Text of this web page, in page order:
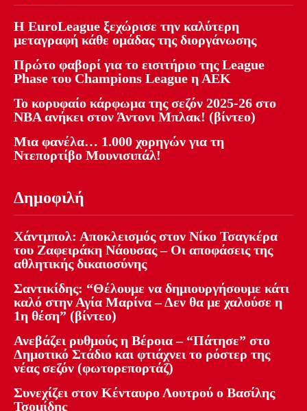
Η EuroLeague ξεχώρισε την καλύτερη
μεταγραφή κάθε ομάδας της διοργάνωσης
Πρώτο φαβορί για το εισιτήριο της League
Phase του Champions League η ΑΕΚ
Το κορυφαίο κάρφωμα της σεζόν 2025-26 στο
NBA ανήκει στον Άντονι Μπλακ! (βίντεο)
Μια φανέλα… 1.000 χορηγών για τη
Ντεπορτίβο Μουνισιπάλ!
Δημοφιλή
Χάντμπολ: Αποκλεισμός στον Νίκο Τσαγκέρα
του Ζαφειράκη Νάουσας – Οι αποφάσεις της
αθλητικής δικαιοσύνης
Σαντικίδης: “Θέλουμε να δημιουργήσουμε κάτι
καλό στην Αγία Μαρίνα – Δεν θα με χαλούσε η
1η θέση” (βίντεο)
Ανεβάζει ρυθμούς η Βέροια – “Πάτησε” στο
Δημοτικό Στάδιο και φτιάχνει το ρόστερ της
νέας σεζόν (φωτορεπορτάζ)
Συνεχίζει στον Κένταυρο Λουτρού ο Βασίλης
Τσομίδης